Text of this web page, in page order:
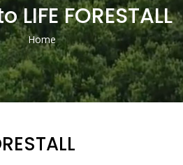
LIFE FORESTALL
Briciole
Di
Pane
Home